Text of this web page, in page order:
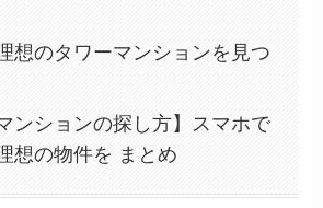
想のタワーマンションを見つ
ンションの探し方】スマホで
想の物件を まとめ